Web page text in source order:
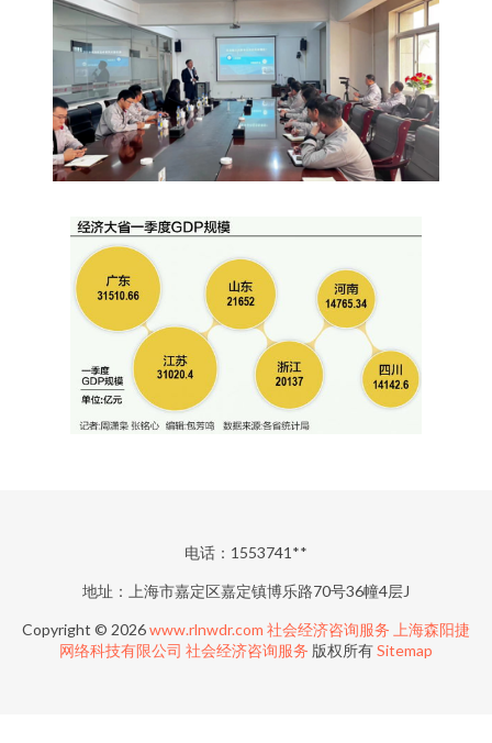
电话：1553741**
地址：上海市嘉定区嘉定镇博乐路70号36幢4层J
Copyright © 2026www.rlnwdr.com 社会经济咨询服务 上海森阳捷
网络科技有限公司 社会经济咨询服务 版权所有Sitemap